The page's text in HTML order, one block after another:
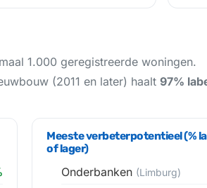
1.000 geregistreerde woningen.
(2011 en later) haalt 97%
Meeste verbeterpotentieel (%
of lager)
Onderbanken (Limburg)